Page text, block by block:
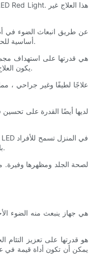
أساسية للحفاظ على بشرة شبابية. بالإضافة إلى ذلك ، يساعد الضوء الأحمر أيضًا على زيادة الدورة الدموية ، والتي بدورها تعزز توصيل الأكسجين والمواد المغذية إلى الجلد ، مما يؤدي إلى بشرة أكثر صحة.
يكون العلاج بالضوء الأحمر متعدد الاستخدامات في معالجة مختلف مشكلات الجلد. هذا يجعلها خيارًا مناسبًا للأفراد من جميع الأعمار وأنواع البشرة الذين يتطلعون إلى تحسين الصحة العامة ومظهر بشرتهم.
بالاستمتاع بفوائد هذا العلاج في راحة منازلهم. هذه الراحة تجعل من السهل على الأفراد دمج العلاج بالضوء الأحمر في روتينهم العادي للعناية بالبشرة ، دون الحاجة إلى زيارات متكررة للمحترفين.